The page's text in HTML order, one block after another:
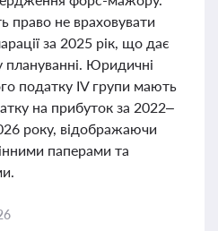
право не враховувати
за 2025 рік, що дає
плануванні. Юридичні
податку IV групи мають
на прибуток за 2022–
року, відображаючи
паперами та